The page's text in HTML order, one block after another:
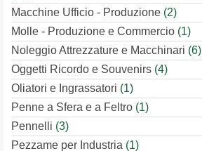
Macchine Ufficio - Produzione (2)
Molle - Produzione e Commercio (1)
Noleggio Attrezzature e Macchinari (6)
Oggetti Ricordo e Souvenirs (4)
Oliatori e Ingrassatori (1)
Penne a Sfera e a Feltro (1)
Pennelli (3)
Pezzame per Industria (1)